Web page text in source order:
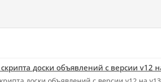
доски объявлений с версии v12